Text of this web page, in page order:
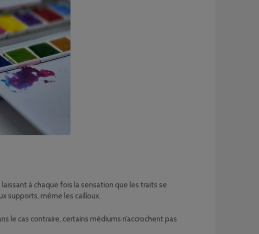
à chaque fois la sensation que les traits se
supports, même les cailloux.
le cas contraire, certains médiums n’accrochent pas